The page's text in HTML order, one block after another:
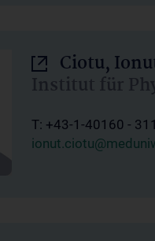
Ciotu,
Institut für
T: +43-1-40160 -